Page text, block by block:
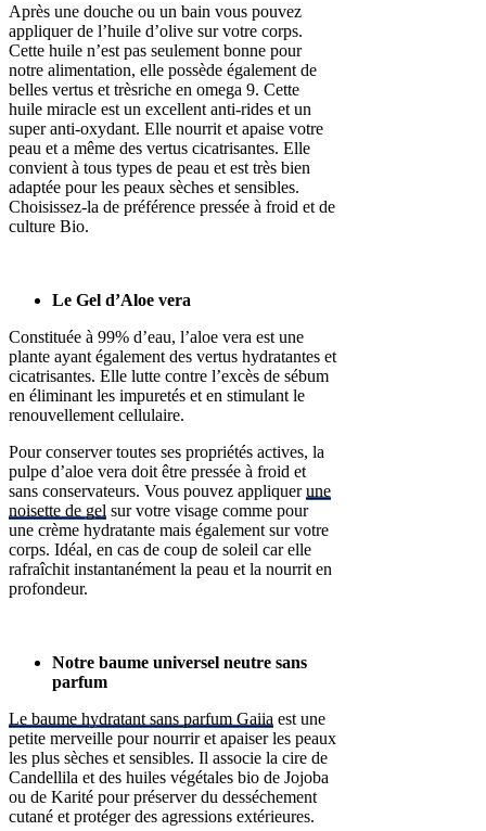
Après une douche ou un bain vous pouvez
appliquer de l’huile d’olive sur votre corps.
Cette huile n’est pas seulement bonne pour
notre alimentation, elle possède également de
belles vertus et trèsriche en omega 9. Cette
huile miracle est un excellent anti-rides et un
super anti-oxydant. Elle nourrit et apaise votre
peau et a même des vertus cicatrisantes. Elle
convient à tous types de peau et est très bien
adaptée pour les peaux sèches et sensibles.
Choisissez-la de préférence pressée à froid et de
culture Bio.
Le Gel d’Aloe vera
Constituée à 99% d’eau, l’aloe vera est une
plante ayant également des vertus hydratantes et
cicatrisantes. Elle lutte contre l’excès de sébum
en éliminant les impuretés et en stimulant le
renouvellement cellulaire.
Pour conserver toutes ses propriétés actives, la
pulpe d’aloe vera doit être pressée à froid et
sans conservateurs. Vous pouvez appliquerune
noisette de gel sur votre visage comme pour
une crème hydratante mais également sur votre
corps. Idéal, en cas de coup de soleil car elle
rafraîchit instantanément la peau et la nourrit en
profondeur.
Notre baume universel neutre sans
parfum
Le baume hydratant sans parfum Gaiia est une
petite merveille pour nourrir et apaiser les peaux
les plus sèches et sensibles. Il associe la cire de
Candellila et des huiles végétales bio de Jojoba
ou de Karité pour préserver du desséchement
cutané et protéger des agressions extérieures.